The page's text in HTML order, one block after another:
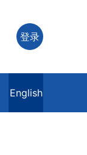
登录
English